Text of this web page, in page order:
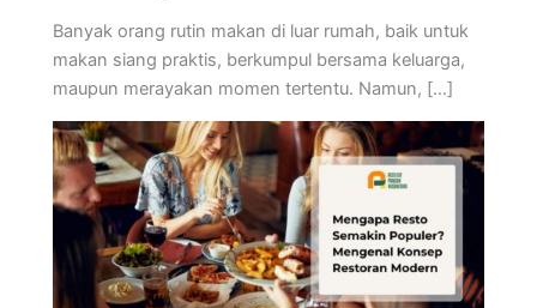
Banyak orang rutin makan di luar rumah, baik untuk
makan siang praktis, berkumpul bersama keluarga,
maupun merayakan momen tertentu. Namun, […]